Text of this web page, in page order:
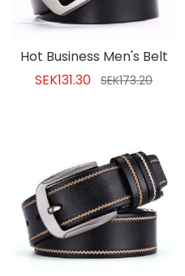
Hot Business Men's Belt
SEK131.30
SEK173.20